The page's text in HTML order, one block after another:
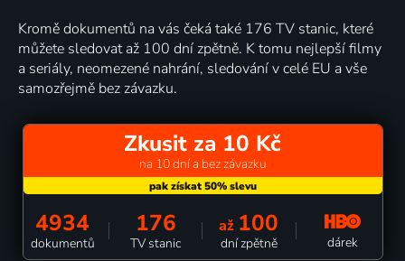
Kromě dokumentů na vás čeká také 176 TV stanic, které
můžete sledovat až 100 dní zpětně. K tomu nejlepší filmy
a seriály, neomezené nahrání, sledování v celé EU a vše
samozřejmě bez závazku.
Zkusit za 10 Kč
na 10 dní a bez závazku
4934
dokumentů
176
TV stanic
až 100
dní zpětně dárek